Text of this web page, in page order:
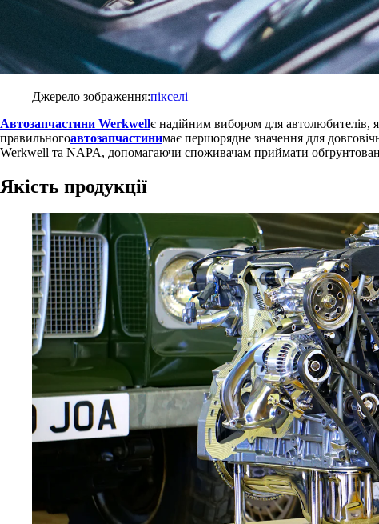
Джерело зображення:пікселі
Автозапчастини Werkwellє надійним вибором для автолюбителів,
правильногоавтозапчастинимає першорядне значення для
Werkwell та NAPA, допомагаючи споживачам приймати
Якість продукції